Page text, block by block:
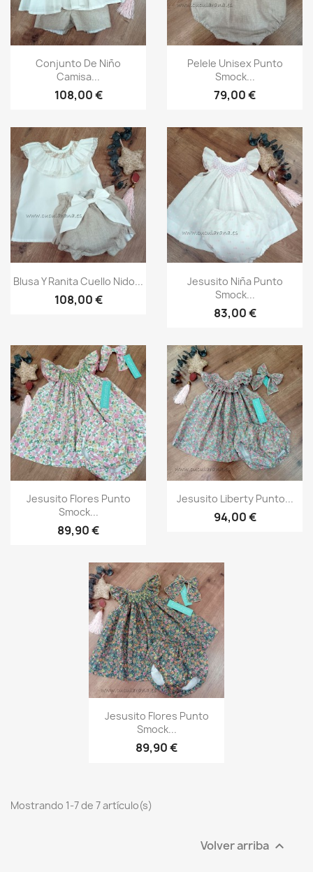
Vista rápida
Conjunto De Niño
Camisa...
108,00 €
Vista rápida
Pelele Unisex Punto
Smock...
79,00 €
Vista rápida
Blusa Y Ranita Cuello Nido...
108,00 €
Vista rápida
Jesusito Niña Punto
Smock...
83,00 €
Vista rápida
Jesusito Flores Punto
Smock...
89,90 €
Vista rápida
Jesusito Liberty Punto...
94,00 €
Vista rápida
Jesusito Flores Punto
Smock...
89,90 €
Mostrando 1-7 de 7 artículo(s)
Volver arriba 